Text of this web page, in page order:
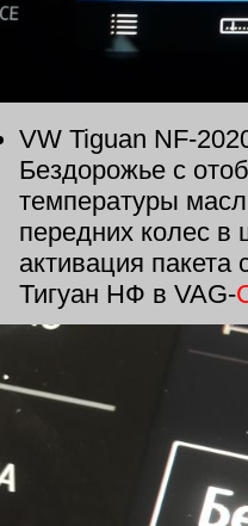
VW Tiguan NF-
Бездорожье с
температуры
передних колес в
активация
Тигуан НФ в VAG-